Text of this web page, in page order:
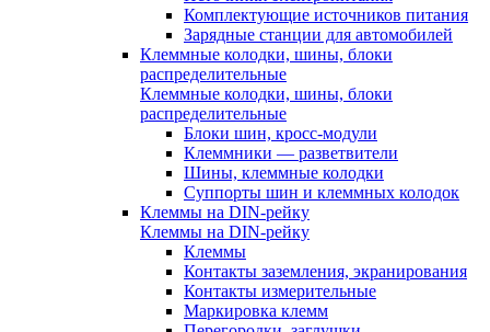
Комплектующие источников питания
Зарядные станции для автомобилей
Клеммные колодки, шины, блоки
распределительные
Клеммные колодки, шины, блоки
распределительные
Блоки шин, кросс-модули
Клеммники — разветвители
Шины, клеммные колодки
Суппорты шин и клеммных колодок
Клеммы на DIN-рейку
Клеммы на DIN-рейку
Клеммы
Контакты заземления, экранирования
Контакты измерительные
Маркировка клемм